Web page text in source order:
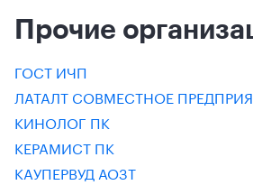
Прочие
ГОСТ ИЧП
ЛАТАЛТ СОВМЕСТНОЕ
КИНОЛОГ ПК
КЕРАМИСТ ПК
КАУПЕРВУД АОЗТ